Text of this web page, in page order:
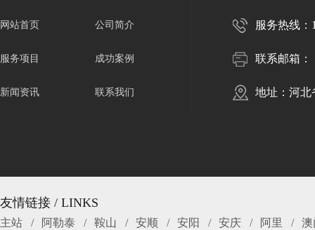
网站首页 公司简介
服务项目 成功案例
新闻资讯 联系我们
服务热线：
联系邮箱：
地址：河北
友情链接 / LINKS
主站 阿勒泰 鞍山 安顺 安阳 安庆 阿里
澳